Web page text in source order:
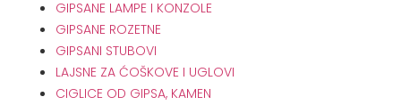
GIPSANE LAMPE I KONZOLE
GIPSANE ROZETNE
GIPSANI STUBOVI
LAJSNE ZA ĆOŠKOVE I UGLOVI
CIGLICE OD GIPSA, KAMEN